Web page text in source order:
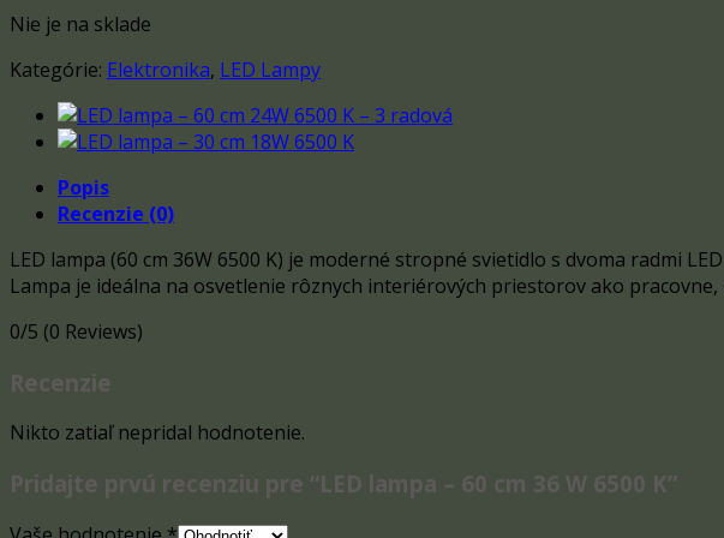
Nie je na sklade
Kategórie: Elektronika, LED Lampy
Popis
Recenzie (0)
LED lampa (60 cm 36W 6500 K) je moderné stropné svietidlo s dvoma radmi
Lampa je ideálna na osvetlenie rôznych interiérových priestorov ako
0/5 (0 Reviews)
Recenzie
Nikto zatiaľ nepridal hodnotenie.
Pridajte prvú recenziu pre “LED lampa – 60 cm 36 W 6500 K”